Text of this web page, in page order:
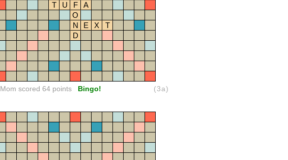
T
U F
A
O
N
E X
T
D
Mom scored 64 points Bingo! (3a)